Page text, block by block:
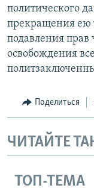
политического
прекращения ею
подавления прав
освобождения
Поделиться
ЧИТАЙТЕ
ТОП-ТЕМА